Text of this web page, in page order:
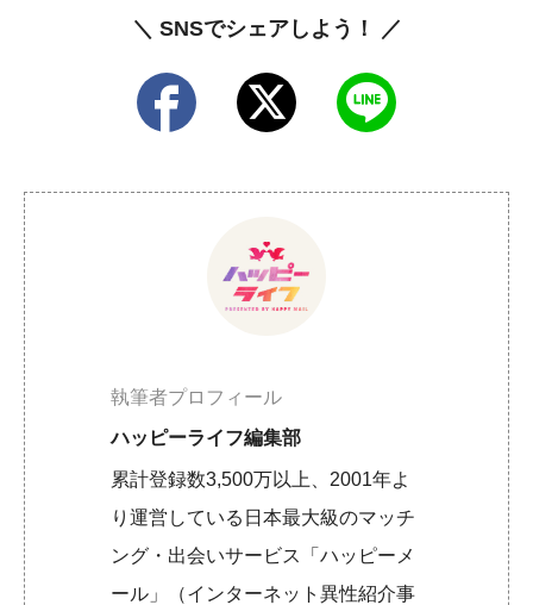
＼ SNSでシェアしよう！ ／
執筆者プロフィール
ハッピーライフ編集部
累計登録数3,500万以上、2001年よ
り運営している日本最大級のマッチ
ング・出会いサービス「ハッピーメ
ール」（インターネット異性紹介事